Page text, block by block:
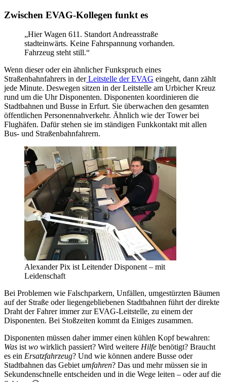
Zwischen EVAG-Kollegen funkt es
„Hier Wagen 611. Standort Andreasstraße
stadteinwärts. Keine Fahrspannung vorhanden.
Fahrzeug steht still.“
Wenn dieser oder ein ähnlicher Funkspruch eines
Straßenbahnfahrers in derLeitstelle der EVAG eingeht, dann zählt
jede Minute. Deswegen sitzen in der Leitstelle am Urbicher Kreuz
rund um die Uhr Disponenten. Disponenten koordinieren die
Stadtbahnen und Busse in Erfurt. Sie überwachen den gesamten
öffentlichen Personennahverkehr. Ähnlich wie der Tower bei
Flughäfen. Dafür stehen sie im ständigen Funkkontakt mit allen
Bus- und Straßenbahnfahrern.
Alexander Pix ist Leitender Disponent – mit
Leidenschaft
Bei Problemen wie Falschparkern, Unfällen, umgestürzten Bäumen
auf der Straße oder liegengebliebenen Stadtbahnen führt der direkte
Draht der Fahrer immer zur EVAG-Leitstelle, zu einem der
Disponenten. Bei Stoßzeiten kommt da Einiges zusammen.
Disponenten müssen daher immer einen kühlen Kopf bewahren:
Was ist wo wirklich passiert? Wird weitere Hilfe benötigt? Braucht
es ein Ersatzfahrzeug? Und wie können andere Busse oder
Stadtbahnen das Gebiet umfahren? Das und mehr müssen sie in
Sekundenschnelle entscheiden und in die Wege leiten – oder auf die